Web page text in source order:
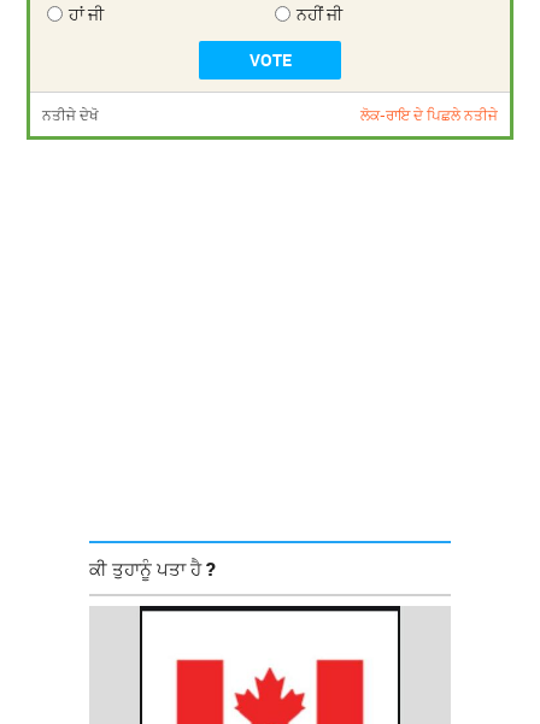
ਹਾਂ ਜੀ ਨਹੀਂ ਜੀ
ਨਤੀਜੇ ਦੇਖੋ ਲੋਕ-ਰਾਇ ਦੇ ਪਿਛਲੇ ਨਤੀਜੇ
ਕੀ ਤੁਹਾਨੂੰ ਪਤਾ ਹੈ ?